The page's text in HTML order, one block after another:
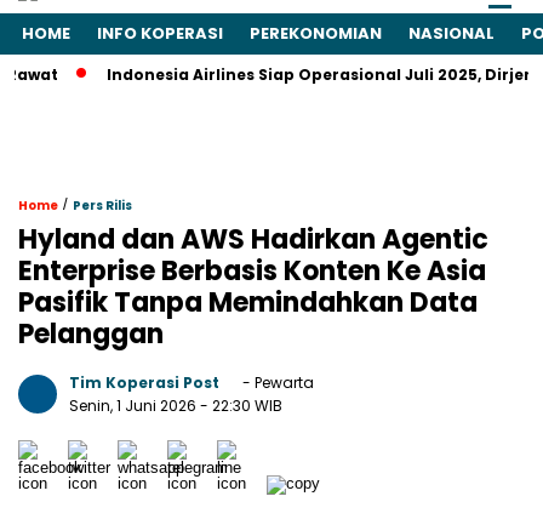
HOME INFO KOPERASI PEREKONOMIAN NASIONAL
Indonesia Airlines Siap Operasional Juli 2025, Dirjen
Home / Pers Rilis
Hyland dan AWS Hadirkan Agentic
Enterprise Berbasis Konten Ke Asia
Pasifik Tanpa Memindahkan Data
Pelanggan
Tim Koperasi Post
- Pewarta
Senin, 1 Juni 2026 - 22:30 WIB